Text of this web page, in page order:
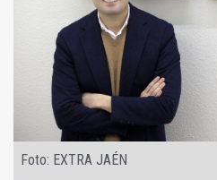
Foto: EXTRA JAÉN